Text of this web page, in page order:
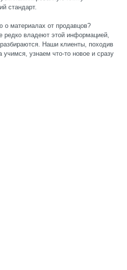
стандарт.
о материалах от продавцов?
редко владеют этой информацией,
Наши клиенты, походив
узнаем что-то новое и сразу